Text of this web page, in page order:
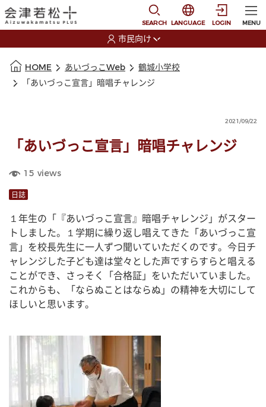
SEARCH
選択すると言語の切
LANGUAGE LOGIN MENU
市民向け
HOME あいづっこWeb
鶴城小学校
「あいづっこ宣言」暗唱チャレンジ
2021/09/22
「あいづっこ宣言」暗唱チャレンジ
15 views
日誌
１年生の「『あいづっこ宣言』暗唱チャレンジ」がスター
トしました。１学期に繰り返し唱えてきた「あいづっこ宣
言」を校長先生に一人ずつ聞いていただくのです。今日チ
ャレンジした子ども達は堂々とした声ですらすらと唱える
ことができ、さっそく「合格証」をいただいていました。
これからも、「ならぬことはならぬ」の精神を大切にして
ほしいと思います。